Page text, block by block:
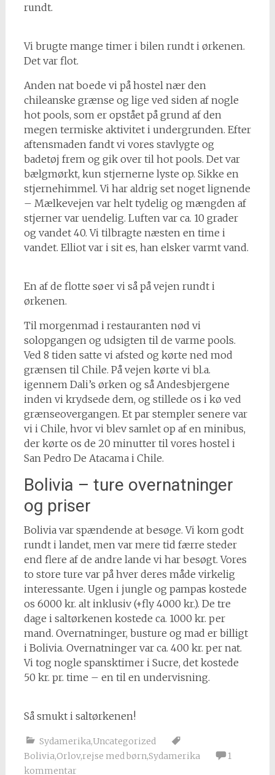
rundt.
Vi brugte mange timer i bilen rundt i ørkenen.
Det var flot.
Anden nat boede vi på hostel nær den
chileanske grænse og lige ved siden af nogle
hot pools, som er opstået på grund af den
megen termiske aktivitet i undergrunden. Efter
aftensmaden fandt vi vores stavlygte og
badetøj frem og gik over til hot pools. Det var
bælgmørkt, kun stjernerne lyste op. Sikke en
stjernehimmel. Vi har aldrig set noget lignende
– Mælkevejen var helt tydelig og mængden af
stjerner var uendelig. Luften var ca. 10 grader
og vandet 40. Vi tilbragte næsten en time i
vandet. Elliot var i sit es, han elsker varmt vand.
En af de flotte søer vi så på vejen rundt i
ørkenen.
Til morgenmad i restauranten nød vi
solopgangen og udsigten til de varme pools.
Ved 8 tiden satte vi afsted og kørte ned mod
grænsen til Chile. På vejen kørte vi bl.a.
igennem Dali’s ørken og så Andesbjergene
inden vi krydsede dem, og stillede os i kø ved
grænseovergangen. Et par stempler senere var
vi i Chile, hvor vi blev samlet op af en minibus,
der kørte os de 20 minutter til vores hostel i
San Pedro De Atacama i Chile.
Bolivia – ture overnatninger
og priser
Bolivia var spændende at besøge. Vi kom godt
rundt i landet, men var mere tid færre steder
end flere af de andre lande vi har besøgt. Vores
to store ture var på hver deres måde virkelig
interessante. Ugen i jungle og pampas kostede
os 6000 kr. alt inklusiv (+fly 4000 kr.). De tre
dage i saltørkenen kostede ca. 1000 kr. per
mand. Overnatninger, busture og mad er billigt
i Bolivia. Overnatninger var ca. 400 kr. per nat.
Vi tog nogle spansktimer i Sucre, det kostede
50 kr. pr. time – en til en undervisning.
Så smukt i saltørkenen!
Sydamerika,Uncategorized
Bolivia,Orlov,rejse med børn,Sydamerika
1
kommentar